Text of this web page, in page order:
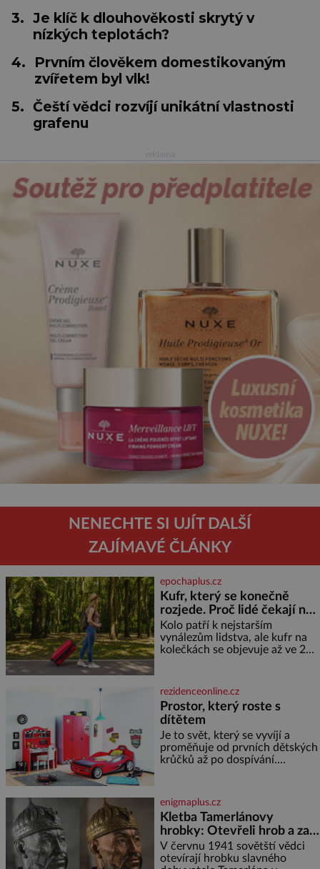
3. Je klíč k dlouhověkosti skrytý v
nízkých teplotách?
4.
Prvním člověkem domestikovaným
zvířetem byl vlk!
5. Čeští vědci rozvíjí unikátní vlastnosti
grafenu
NENECHTE SI UJÍT DALŠÍ
ZAJÍMAVÉ ČLÁNKY
epochaplus.cz
Kufr, který se konečně
rozjede. Proč lidé čekají na
kolečka téměř pět tisíc let?
Kolo patří k nejstarším
vynálezům lidstva, ale kufr na
kolečkách se objevuje až ve 20.
zádech nebo je nakládají na
povozy. Stačí přitom jediný
nápad, připevnit ke kufru
kolečka. Jenže právě ten nikdo
dlouho nedostane. Až jednou se
na letišti ozve věta, která změní
rezidenceonline.cz
Prostor, který roste s
dítětem
Je to svět, který se vyvíjí a
proměňuje od prvních dětských
krůčků až po dospívání.
soustředění i odpočinek a
reaguje na každou etapu života
a specifické potřeby dítěte. Pro
nejmenší je klíčová
jednoduchost, měkkost a
bezpečí, proto by pokoj
enigmaplus.cz
Kletba Tamerlánovy
hrobky: Otevřeli hrob a za
dva dny začala invaze do
SSSR. Náhoda, nebo
V červnu 1941 sovětští vědci
otevírají hrobku slavného